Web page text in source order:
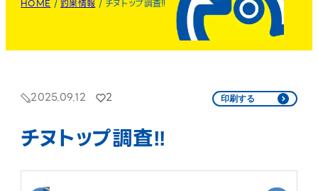
HOME /釣果情報 / チヌトップ調査‼️
2025.09.12 2 印刷する
チヌトップ調査‼️